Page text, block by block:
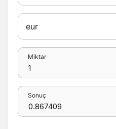
Miktar
Sonuç